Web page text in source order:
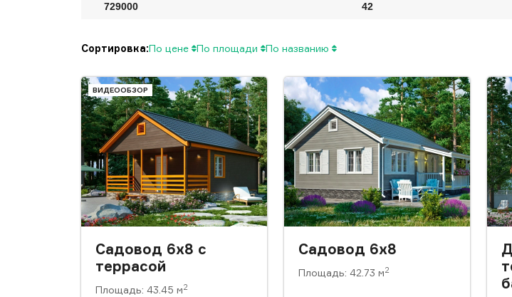
729000 42
Сортировка:По цене По площади По названию
ВИДЕООБЗОР
Садовод 6x8 с
террасой
Площадь: 43.45 м2
Садовод 6х8
Площадь: 42.73 м2